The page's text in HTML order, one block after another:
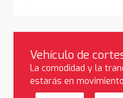
Vehículo de
La comodidad y la
estarás en movimiento